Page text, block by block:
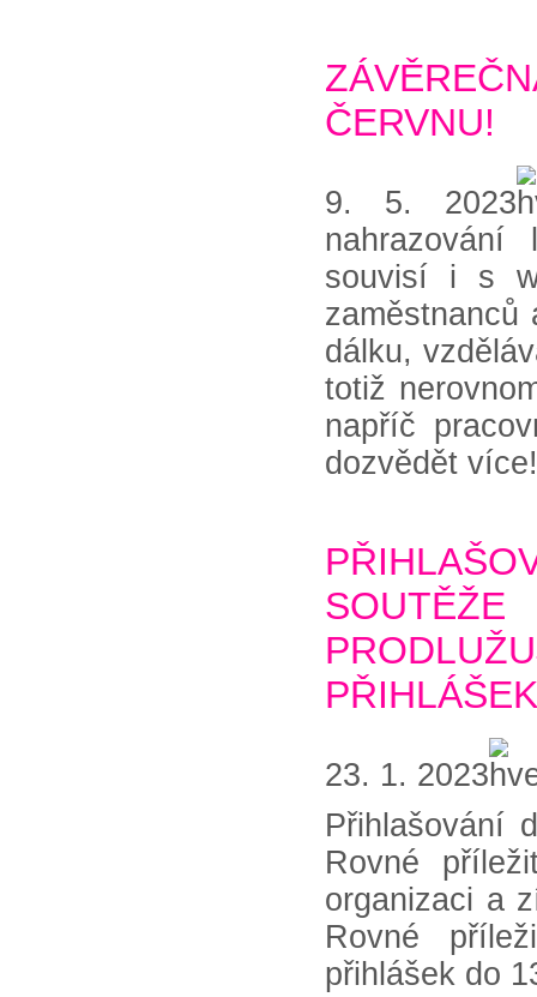
ČERVNU!
9. 5. 2023
souvisí i s
zaměstnanců
dálku,
totiž
napříč
dozvědět více!
PŘIHLÁŠEK
23. 1. 2023
Přihlašování
Rovné
organizaci a
Rovné
přihlášek do